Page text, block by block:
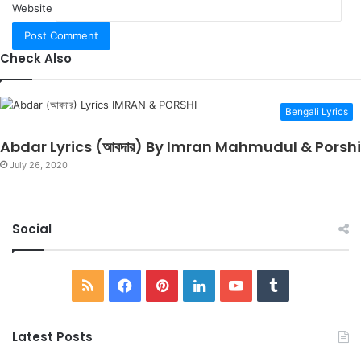
Website
Check Also
Bengali Lyrics
Abdar Lyrics (আবদার) By Imran Mahmudul & Porshi
July 26, 2020
Social
RSS Facebook
PinterestLinkedInYouTubeTumblr
Latest Posts